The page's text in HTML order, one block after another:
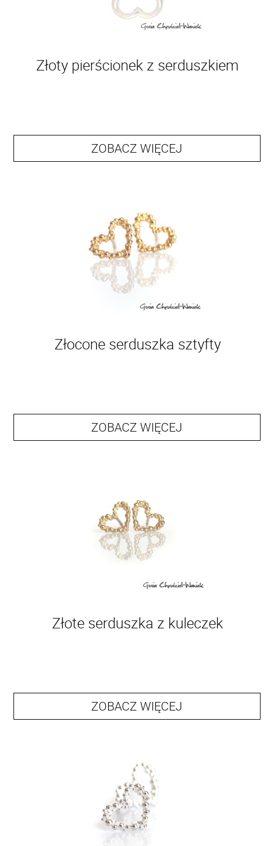
Złoty pierścionek z serduszkiem
ZOBACZ WIĘCEJ
Złocone serduszka sztyfty
ZOBACZ WIĘCEJ
Złote serduszka z kuleczek
ZOBACZ WIĘCEJ